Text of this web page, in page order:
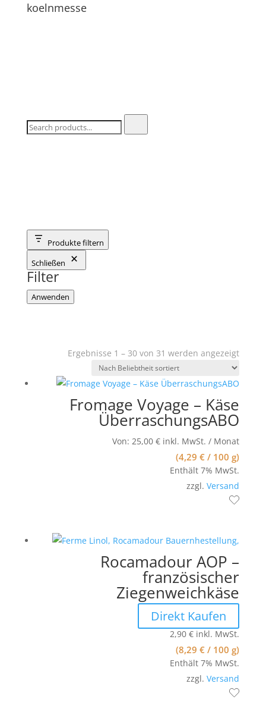
koelnmesse
Produkte filtern
Schließen
Filter
Anwenden
Ergebnisse 1 – 30 von 31 werden angezeigtNach
Fromage Voyage – Käse
ÜberraschungsABO
Von:25,00€ inkl. MwSt. / Monat
(4,29€ / 100 g)
Enthält 7% MwSt.
zzgl.Versand
Rocamadour AOP –
französischer
Ziegenweichkäse
Direkt Kaufen
2,90€ inkl. MwSt.
(8,29€ / 100 g)
Enthält 7% MwSt.
zzgl.Versand